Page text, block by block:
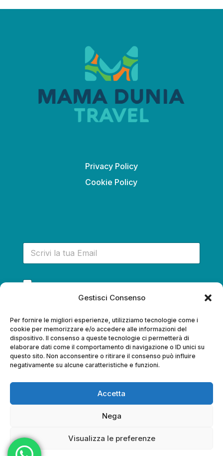
Gestisci Consenso
Per fornire le migliori esperienze, utilizziamo tecnologie come i
cookie per memorizzare e/o accedere alle informazioni del
dispositivo. Il consenso a queste tecnologie ci permetterà di
elaborare dati come il comportamento di navigazione o ID unici su
questo sito. Non acconsentire o ritirare il consenso può influire
negativamente su alcune caratteristiche e funzioni.
Accetta
Nega
Visualizza le preferenze
Privacy Policy
Cookie Policy
E
m
iP
a
c
y
*
Acconsento a ricevere via e-mail informazioni,
aggiornamenti e promozioni
Iscriviti alla newsletter!
Copyright © 2025 Mama Dunia Travel di
garanzia fondo vacanze felici - LICENZA NR. 477 - RC
L’esercizio della professione di guida turistica è autorizzato